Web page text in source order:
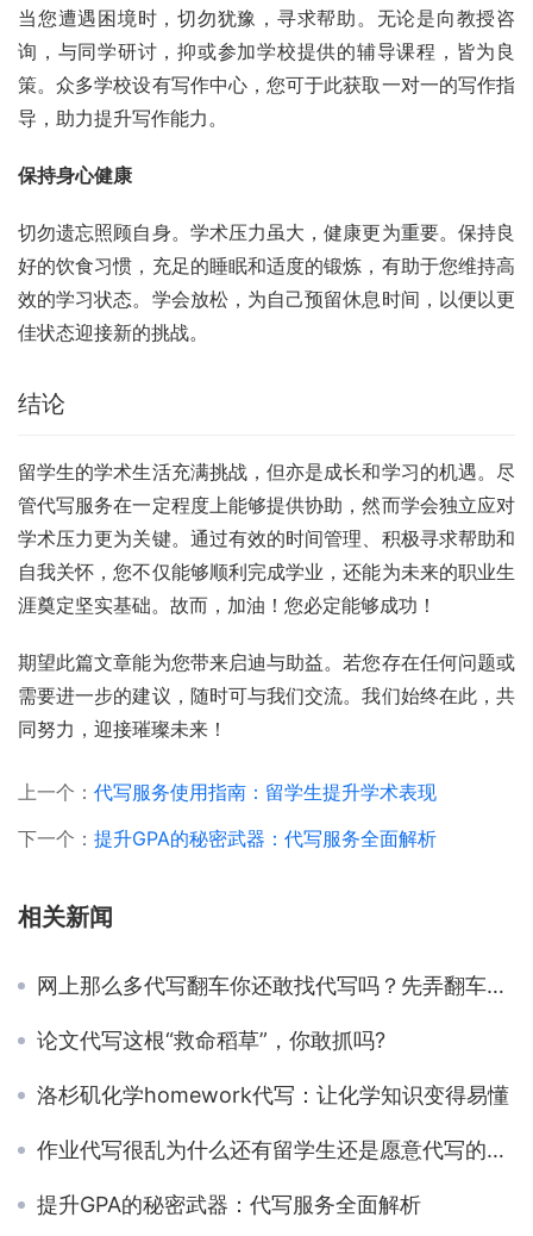
当您遭遇困境时，切勿犹豫，寻求帮助。无论是向教授咨
询，与同学研讨，抑或参加学校提供的辅导课程，皆为良
策。众多学校设有写作中心，您可于此获取一对一的写作指
导，助力提升写作能力。
保持身心健康
切勿遗忘照顾自身。学术压力虽大，健康更为重要。保持良
好的饮食习惯，充足的睡眠和适度的锻炼，有助于您维持高
效的学习状态。学会放松，为自己预留休息时间，以便以更
佳状态迎接新的挑战。
结论
留学生的学术生活充满挑战，但亦是成长和学习的机遇。尽
管代写服务在一定程度上能够提供协助，然而学会独立应对
学术压力更为关键。通过有效的时间管理、积极寻求帮助和
自我关怀，您不仅能够顺利完成学业，还能为未来的职业生
涯奠定坚实基础。故而，加油！您必定能够成功！
期望此篇文章能为您带来启迪与助益。若您存在任何问题或
需要进一步的建议，随时可与我们交流。我们始终在此，共
同努力，迎接璀璨未来！
上一个： 代写服务使用指南：留学生提升学术表现
下一个： 提升GPA的秘密武器：代写服务全面解析
相关新闻
网上那么多代写翻车你还敢找代写吗？先弄翻车清楚原因吧！
论文代写这根“救命稻草”，你敢抓吗?
洛杉矶化学homework代写：让化学知识变得易懂
作业代写很乱为什么还有留学生还是愿意代写的风险？
提升GPA的秘密武器：代写服务全面解析